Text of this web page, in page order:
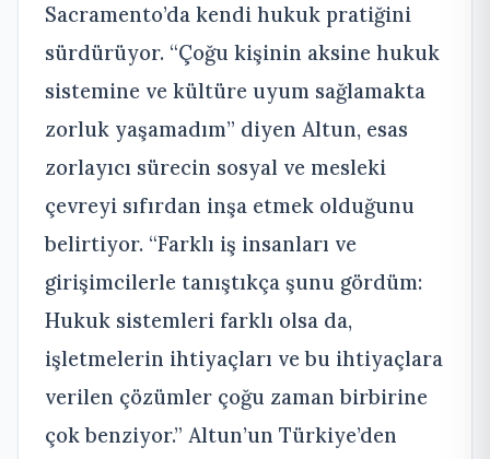
Sacramento’da kendi hukuk pratiğini
sürdürüyor. “Çoğu kişinin aksine hukuk
sistemine ve kültüre uyum sağlamakta
zorluk yaşamadım” diyen Altun, esas
zorlayıcı sürecin sosyal ve mesleki
çevreyi sıfırdan inşa etmek olduğunu
belirtiyor. “Farklı iş insanları ve
girişimcilerle tanıştıkça şunu gördüm:
Hukuk sistemleri farklı olsa da,
işletmelerin ihtiyaçları ve bu ihtiyaçlara
verilen çözümler çoğu zaman birbirine
çok benziyor.” Altun’un Türkiye’den